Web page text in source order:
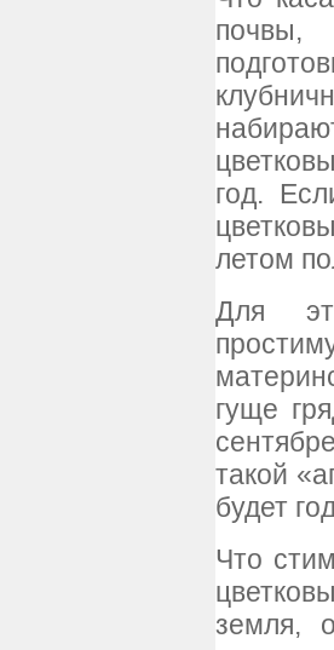
почвы,
год.
летом
Для
гуще
такой
будет
Что
земля,